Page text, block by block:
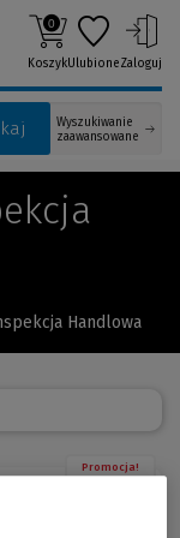
Wyszukiwanie
zaawansowane
0
KoszykUlubioneZaloguj
Handlowa
Promocja!